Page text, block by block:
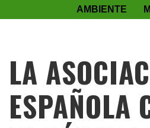
AMBIENTE
LA
ESPAÑOLA